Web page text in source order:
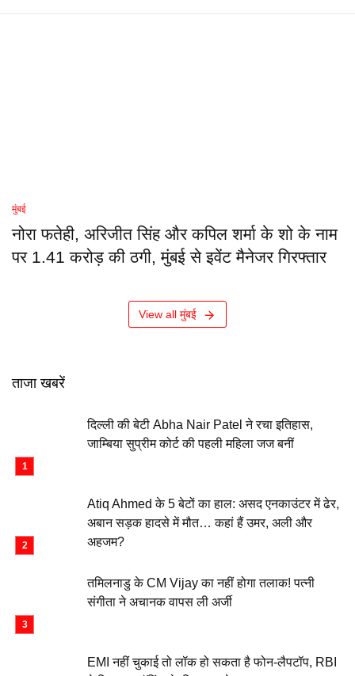
मुंबई
नोरा फतेही, अरिजीत सिंह और कपिल शर्मा के शो के नाम
पर 1.41 करोड़ की ठगी, मुंबई से इवेंट मैनेजर गिरफ्तार
View all मुंबई
ताजा खबरें
दिल्ली की बेटी Abha Nair Patel ने रचा इतिहास,
जाम्बिया सुप्रीम कोर्ट की पहली महिला जज बनीं
Atiq Ahmed के 5 बेटों का हाल: असद एनकाउंटर में ढेर,
अबान सड़क हादसे में मौत… कहां हैं उमर, अली और
अहजम?
तमिलनाडु के CM Vijay का नहीं होगा तलाक! पत्नी
संगीता ने अचानक वापस ली अर्जी
EMI नहीं चुकाई तो लॉक हो सकता है फोन-लैपटॉप, RBI